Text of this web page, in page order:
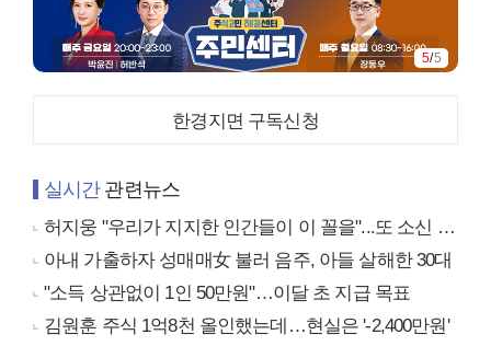
5/5
한경지면 구독신청
실시간관련뉴스
허지웅 "우리가 지지한 인간들이 이 꼴을"...또 소신 발언
아내 가출하자 성매매女 불러 음주, 아들 살해한 30대
"소득 상관없이 1인 50만원"…이달 초 지급 목표
김원훈 주식 1억8천 올인했는데…현실은 '-2,400만원'